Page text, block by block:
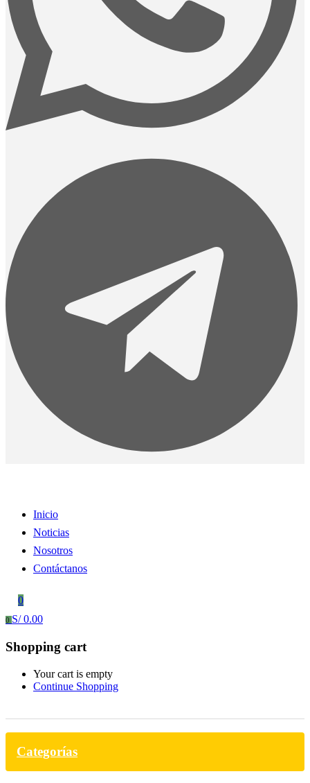
Inicio
Noticias
Nosotros
Contáctanos
0
0 S/0.00
Shopping cart
Your cart is empty
Continue Shopping
Categorías